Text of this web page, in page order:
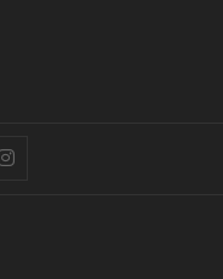
instagram